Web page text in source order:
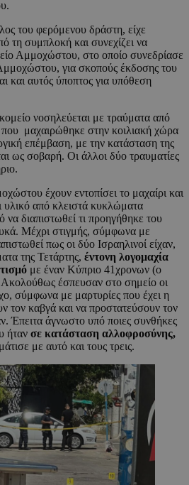
του φερόμενου δράστη, είχε
τη συμπλοκή και συνεχίζει να
Αμμοχώστου, στο οποίο συνεδρίασε
για σκοπούς έκδοσης του
και αυτός ύποπτος για υπόθεση
νοσηλεύεται με τραύματα από
που μαχαιρώθηκε στην κοιλιακή χώρα
επέμβαση, με την κατάσταση της
ως σοβαρή. Οι άλλοι δύο τραυματίες
έχουν εντοπίσει το μαχαίρι και
υλικό από κλειστά κυκλώματα
διαπιστωθεί τι προηγήθηκε του
Μέχρι στιγμής, σύμφωνα με
πως οι δύο Ισραηλινοί είχαν,
της Τετάρτης, έντονη λογομαχία
με έναν Κύπριο 41χρονων (ο
Ακολούθως έσπευσαν στο σημείο οι
σύμφωνα με μαρτυρίες που έχει η
τον καβγά και να προστατεύσουν τον
Έπειτα άγνωστο υπό ποιες συνθήκες
ήταν σε κατάσταση αλλοφροσύνης,
με αυτό και τους τρεις.